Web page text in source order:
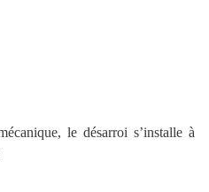
le désarroi s’installe à